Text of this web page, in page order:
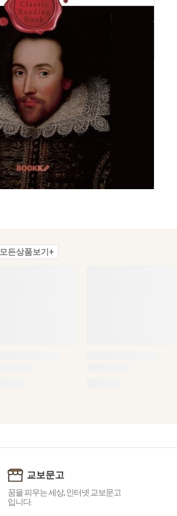
모든상품보기+
교보문고
꿈을 피우는 세상, 인터넷 교보문고
입니다.